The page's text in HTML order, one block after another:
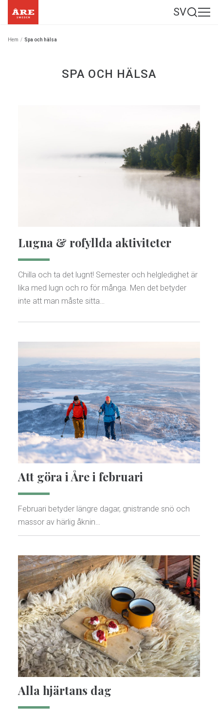
SV
Hem / Spa och hälsa
SPA OCH HÄLSA
Lugna & rofyllda aktiviteter
Chilla och ta det lugnt! Semester och helgledighet är
lika med lugn och ro för många. Men det betyder
inte att man måste sitta…
Att göra i Åre i februari
Februari betyder längre dagar, gnistrande snö och
massor av härlig åknin…
Alla hjärtans dag